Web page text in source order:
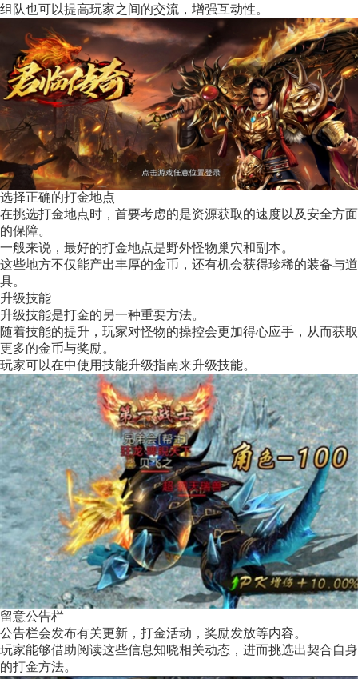
组队也可以提高玩家之间的交流，增强互动性。
选择正确的打金地点
在挑选打金地点时，首要考虑的是资源获取的速度以及安全方面
的保障。
一般来说，最好的打金地点是野外怪物巢穴和副本。
这些地方不仅能产出丰厚的金币，还有机会获得珍稀的装备与道
具。
升级技能
升级技能是打金的另一种重要方法。
随着技能的提升，玩家对怪物的操控会更加得心应手，从而获取
更多的金币与奖励。
玩家可以在中使用技能升级指南来升级技能。
留意公告栏
公告栏会发布有关更新，打金活动，奖励发放等内容。
玩家能够借助阅读这些信息知晓相关动态，进而挑选出契合自身
的打金方法。